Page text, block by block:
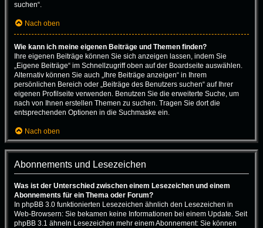
suchen“.
Nach oben
Wie kann ich meine eigenen Beiträge und Themen finden?
Ihre eigenen Beiträge können Sie sich anzeigen lassen, indem Sie
„Eigene Beiträge“ im Schnellzugriff oben auf der Boardseite auswählen.
Alternativ können Sie auch „Ihre Beiträge anzeigen“ in Ihrem
persönlichen Bereich oder „Beiträge des Benutzers suchen“ auf Ihrer
eigenen Profilseite verwenden. Benutzen Sie die erweiterte Suche, um
nach von Ihnen erstellen Themen zu suchen. Tragen Sie dort die
entsprechenden Optionen in die Suchmaske ein.
Nach oben
Abonnements und Lesezeichen
Was ist der Unterschied zwischen einem Lesezeichen und einem
Abonnements für ein Thema oder Forum?
In phpBB 3.0 funktionierten Lesezeichen ähnlich den Lesezeichen in
Web-Browsern: Sie bekamen keine Informationen bei einem Update. Seit
phpBB 3.1 ähneln Lesezeichen mehr einem Abonnement: Sie können